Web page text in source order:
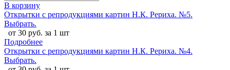
В корзину
Открытки с репродукциями картин Н.К. Рериха. №5.
Выбрать.
от 30 руб. за 1 шт
Подробнее
Открытки с репродукциями картин Н.К. Рериха. №4.
Выбрать.